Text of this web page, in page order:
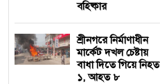
বহিষ্কার
শ্রীনগরে নির্মাণাধীন
মার্কেট দখল চেষ্টায়
বাধা দিতে গিয়ে নিহত
১, আহত ৮